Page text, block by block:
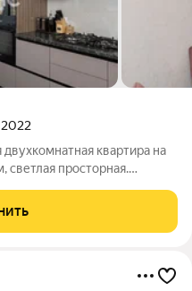
2022
квартира на
светлая просторная.
утром здесь